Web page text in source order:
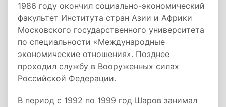
1986 году окончил социально-экономический
факультет Института стран Азии и Африки
Московского государственного университета
по специальности «Международные
экономические отношения». Позднее
проходил службу в Вооруженных силах
Российской Федерации.
В период с 1992 по 1999 год Шаров занимал